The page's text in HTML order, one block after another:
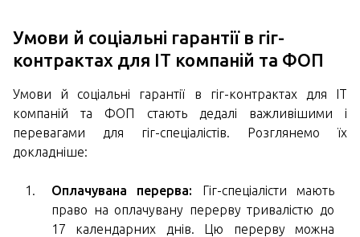
Умови й соціальні гарантії в гіг-
контрактах для ІТ компаній та ФОП
Умови й соціальні гарантії в гіг-контрактах для ІТ
компаній та ФОП стають дедалі важливішими і
перевагами для гіг-спеціалістів. Розглянемо їх
докладніше:
Оплачувана перерва: Гіг-спеціалісти мають
право на оплачувану перерву тривалістю до
17 календарних днів. Цю перерву можна